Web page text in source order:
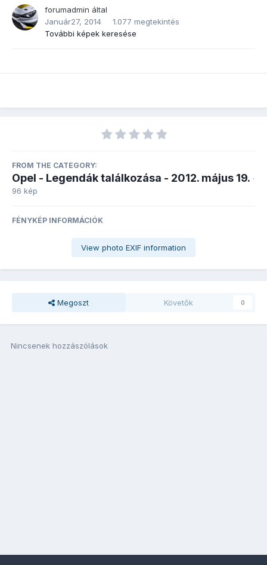
forumadmin által
Január27, 2014
1.077 megtekintés
További képek keresése
FROM THE CATEGORY:
Opel - Legendák találkozása - 2012. május 19. ·
96 kép
FÉNYKÉP INFORMÁCIÓK
View photo EXIF information
Megoszt Követők 0
Nincsenek hozzászólások